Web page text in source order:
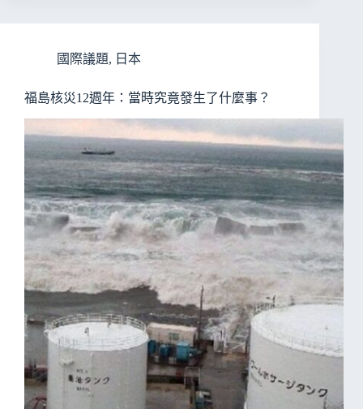
國際議題, 日本
福島核災12週年：當時究竟發生了什麼事？